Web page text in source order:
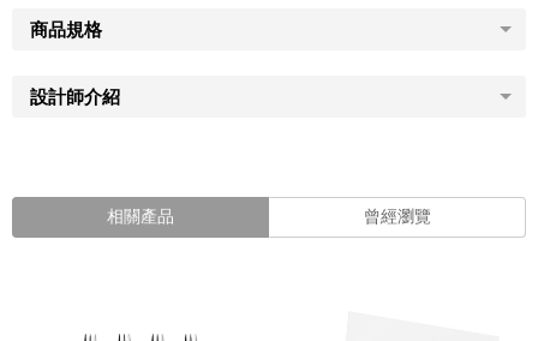
商品規格
設計師介紹
相關產品 曾經瀏覽